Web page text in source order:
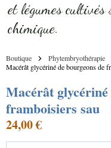
et légumes cultivés
chimique.
Boutique
Phytembryothérapie
Macérât glycériné de bourgeons de
Macérât
framboisiers sau
24,00 €